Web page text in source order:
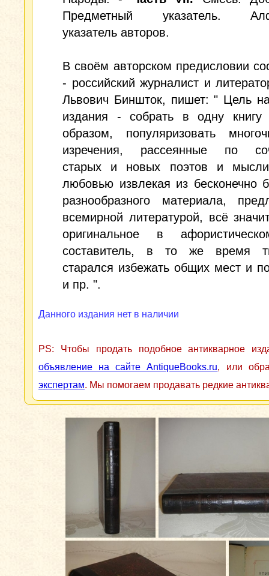
Предметный указатель.
указатель авторов.
В своём авторском предисловии
- российский журналист и
Львович Биншток, пишет: " Цель
издания - собрать в одну
образом, популяризовать
изречения, рассеянные по
старых и новых поэтов и
любовью извлекая из бесконечно
разнообразного материала,
всемирной литературой, всё
оригинальное в
составитель, в то же время
старался избежать общих мест и
и пр. ".
Данного издания нет в наличии
PS: Чтобы продать подобное антикварное
объявление на сайте AntiqueBooks.ru, или
экспертам. Мы помогаем продавать редкие